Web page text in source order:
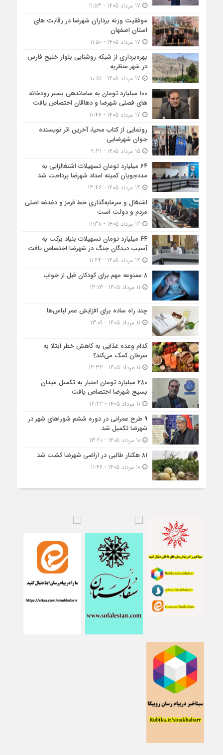
موفقیت وزنه برداران شهرضا در رقابت های
استان اصفهان
بهره‌برداری از شبکه روشنایی بلوار خلیج فارس
در شهر منظریه
۱۰۰ میلیارد تومان به ساماندهی بستر رودخانه
های فصلی شهرضا و دهاقان اختصاص یافت
رونمایی از کتاب محیا، آخرین اثر نویسنده
جوان شهرضایی
15 مرداد 1405 - 9:31
۶۴ میلیارد تومان تسهیلات اشتغالزایی به
مددجویان کمیته امداد شهرضا پرداخت شد
اشتغال و سرمایه‌گذاری خط قرمز و دغدغه اصلی
مردم و دولت است
۴۴ میلیارد تومان تسهیلات بنیاد برکت به
آسیب دیدگان جنگ در شهرضا اختصاص یافت
۸ ممنوعه مهم برای کودکان قبل از خواب
چند راه ساده برای افزایش عمر لباس‌ها
کدام وعده غذایی به کاهش خطر ابتلا به
سرطان کمک می‌کند؟
۲۸۰ میلیارد تومان اعتبار به تکمیل میدان
بسیج شهرضا اختصاص یافت
۹ طرح عمرانی در دوره ششم شوراهای شهر در
شهرضا تکمیل شد
10 مرداد 1405 - 13:20
۸۱ هکتار طالبی در اراضی شهرضا کشت شد
10 مرداد 1405 - 11:46